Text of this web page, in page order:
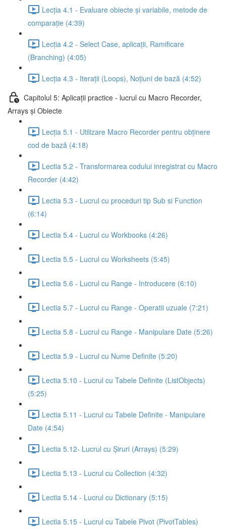
Lecția 4.1 - Evaluare obiecte și variabile, metode de
comparație (4:39)
Lecția 4.2 - Select Case, aplicații, Ramificare
(Branching) (4:05)
Lecția 4.3 - Iterații (Loops), Noțiuni de bază (4:52)
Capitolul 5: Aplicații practice - lucrul cu Macro Recorder,
Arrays și Obiecte
Lecția 5.1 - Utilizare Macro Recorder pentru obținere
cod de bază (4:18)
Lectia 5.2 - Transformarea codului inregistrat cu Macro
Recorder (4:42)
Lectia 5.3 - Lucrul cu proceduri tip Sub si Function
(6:14)
Lectia 5.4 - Lucrul cu Workbooks (4:26)
Lectia 5.5 - Lucrul cu Worksheets (5:45)
Lectia 5.6 - Lucrul cu Range - Introducere (6:10)
Lectia 5.7 - Lucrul cu Range - Operatii uzuale (7:21)
Lectia 5.8 - Lucrul cu Range - Manipulare Date (5:26)
Lectia 5.9 - Lucrul cu Nume Definite (5:20)
Lectia 5.10 - Lucrul cu Tabele Definite (ListObjects)
(5:25)
Lectia 5.11 - Lucrul cu Tabele Definite - Manipulare
Date (4:54)
Lectia 5.12- Lucrul cu Șiruri (Arrays) (5:29)
Lectia 5.13 - Lucrul cu Collection (4:32)
Lectia 5.14 - Lucrul cu Dictionary (5:15)
Lectia 5.15 - Lucrul cu Tabele Pivot (PivotTables)